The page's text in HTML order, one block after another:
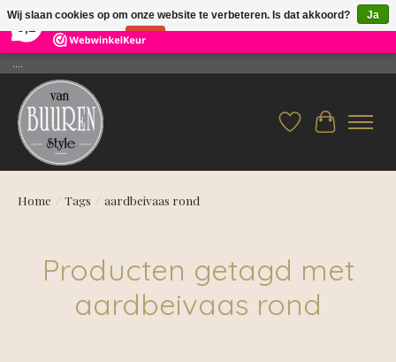
26 Reviews ×
....
Verlanglijst
Home / Tags / aardbeivaas rond
Producten getagd met
aardbeivaas rond
Wij slaan cookies op om onze website te verbeteren. Is dat akkoord?
Ja
Nee